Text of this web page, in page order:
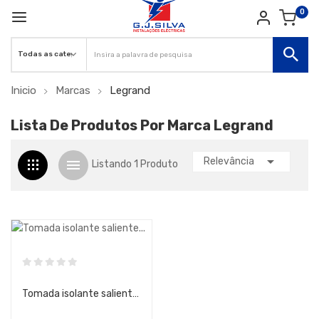
0
Inicio Marcas Legrand
Lista De Produtos Por Marca Legrand
Listando 1 Produto Relevância 
Tomada isolante saliente (Green Up Access)...